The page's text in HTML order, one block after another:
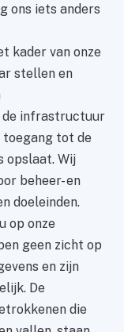
ons iets anders
kader van onze
stellen en
de infrastructuur
toegang tot de
opslaat. Wij
beheer- en
doeleinden.
op onze
geen zicht op
en zijn
De
die